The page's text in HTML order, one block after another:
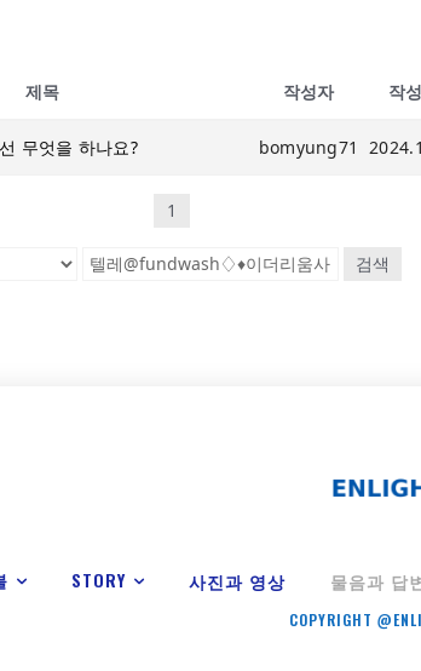
제목 작성자 작
무엇을 하나요? bomyung71
1
검색
STORY 사진과 영상 물음과 답
COPYRIGHT